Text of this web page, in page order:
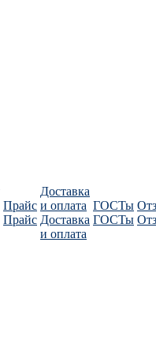
Прайс
Прайс
Доставка
и оплата
Доставка
и оплата
ГОСТы
ГОСТы